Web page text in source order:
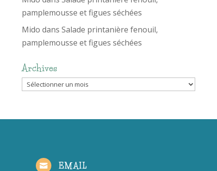
pamplemousse et figues séchées
Mido dans Salade printanière fenouil,
pamplemousse et figues séchées
Archives
Archives
 EMAIL